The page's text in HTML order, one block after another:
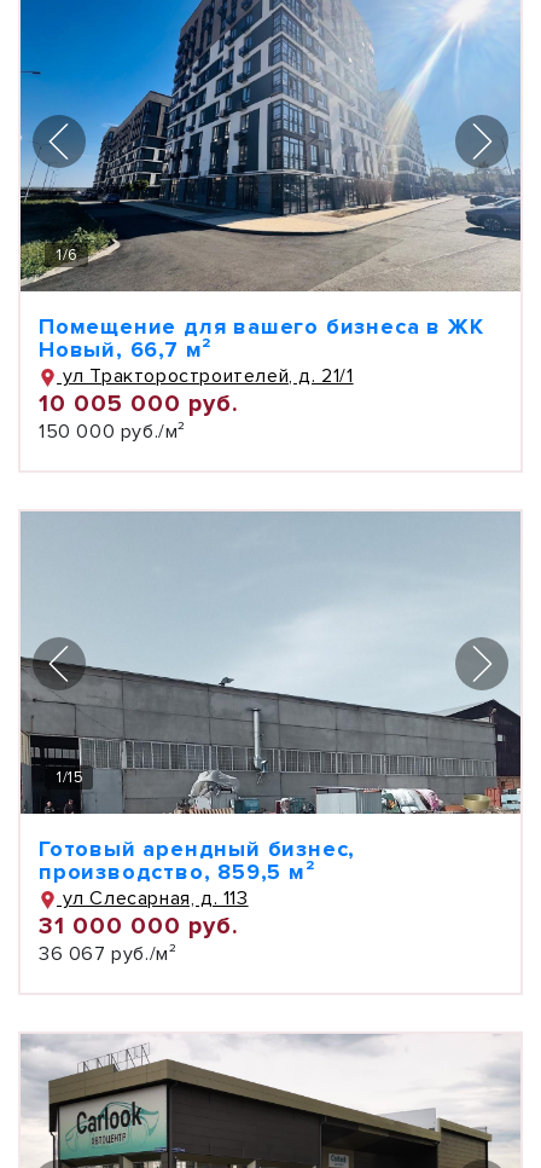
1/6
Помещение для вашего бизнеса в ЖК
Новый, 66,7 м²
ул Тракторостроителей, д. 21/1
10 005 000 руб.
150 000 руб./м²
1/15
Готовый арендный бизнес,
производство, 859,5 м²
ул Слесарная, д. 113
31 000 000 руб.
36 067 руб./м²